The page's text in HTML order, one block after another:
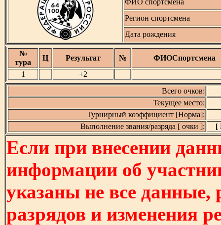
Регион спортсмена
Дата рождения
№
тура
Ц Результат №
ФИОСпортсмена
1
+2
Всего очков:
Текущее место:
Турнирный коэффициент [Норма]:
Выполнение звания/разряда [ очки ]:
[
Если при внесении
информации об
указаны не все
разрядов и изменения